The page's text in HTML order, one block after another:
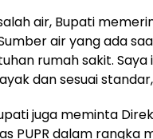
air, Bupati
air yang ada
rumah sakit.
dan sesuai
juga meminta
PUPR dalam